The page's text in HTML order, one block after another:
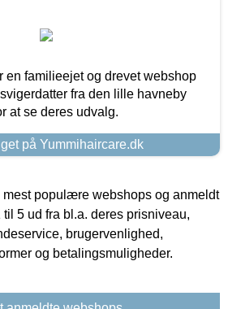
en familieejet og drevet webshop
fra den lille havneby
at se deres udvalg.
på Yummihaircare.dk
populære webshops og anmeldt
5 ud fra bl.a. deres prisniveau,
brugervenlighed,
og betalingsmuligheder.